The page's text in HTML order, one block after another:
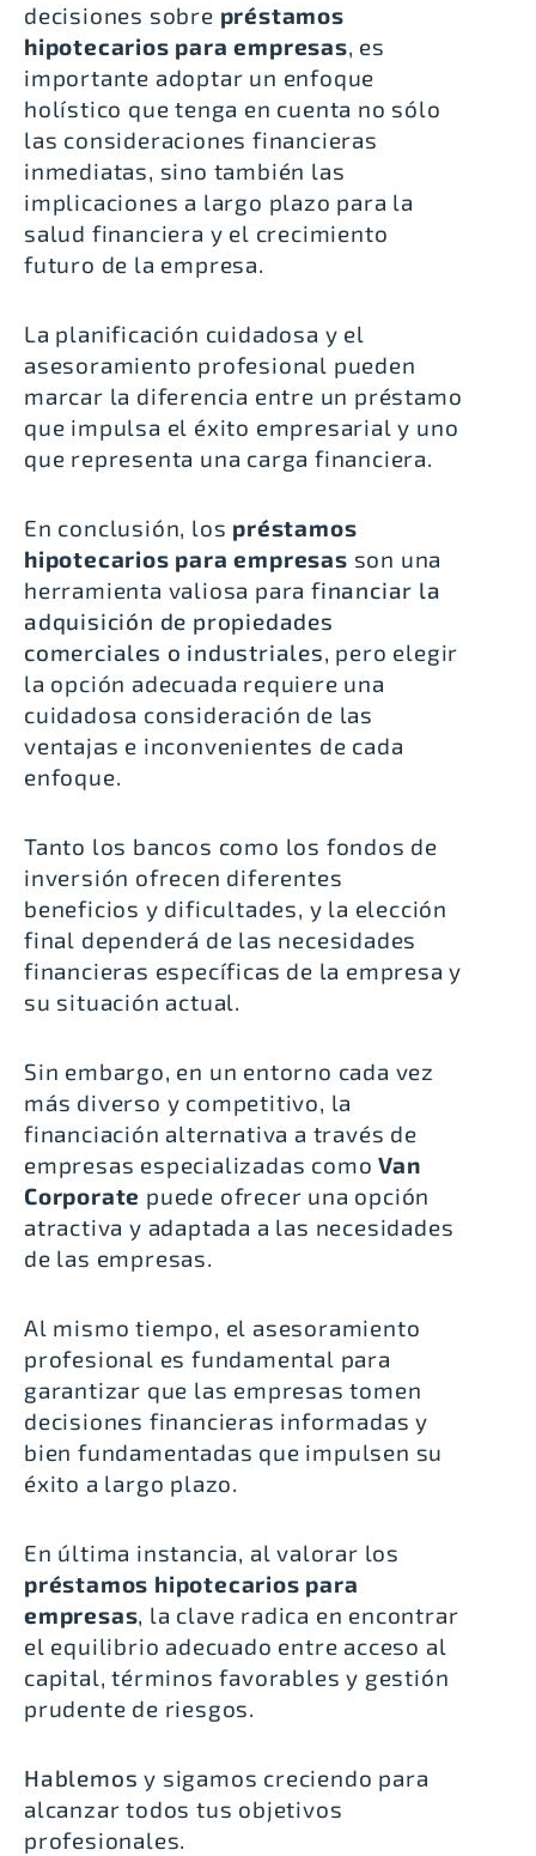
decisiones sobre préstamos
hipotecarios para empresas, es
importante adoptar un enfoque
holístico que tenga en cuenta no sólo
las consideraciones financieras
inmediatas, sino también las
implicaciones a largo plazo para la
salud financiera y el crecimiento
futuro de la empresa.
La planificación cuidadosa y el
asesoramiento profesional pueden
marcar la diferencia entre un préstamo
que impulsa el éxito empresarial y uno
que representa una carga financiera.
En conclusión, los préstamos
hipotecarios para empresas son una
herramienta valiosa para financiar la
adquisición de propiedades
comerciales o industriales, pero elegir
la opción adecuada requiere una
cuidadosa consideración de las
ventajas e inconvenientes de cada
enfoque.
Tanto los bancos como los fondos de
inversión ofrecen diferentes
beneficios y dificultades, y la elección
final dependerá de las necesidades
financieras específicas de la empresa y
su situación actual.
Sin embargo, en un entorno cada vez
más diverso y competitivo, la
financiación alternativa a través de
empresas especializadas comoVan
Corporate puede ofrecer una opción
atractiva y adaptada a las necesidades
de las empresas.
Al mismo tiempo, el asesoramiento
profesional es fundamental para
garantizar que las empresas tomen
decisiones financieras informadas y
bien fundamentadas que impulsen su
éxito a largo plazo.
En última instancia, al valorar los
préstamos hipotecarios para
empresas, la clave radica en encontrar
el equilibrio adecuado entre acceso al
capital, términos favorables y gestión
prudente de riesgos.
Hablemos y sigamos creciendo para
alcanzar todos tus objetivos
profesionales.